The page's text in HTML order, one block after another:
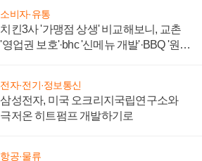
소비자·유통
치킨3사 '가맹점 상생' 비교해보니, 교촌
'영업권 보호'·bhc '신메뉴 개발'·BBQ '원가
전자·전기·정보통신
삼성전자, 미국 오크리지국립연구소와
극저온 히트펌프 개발하기로
항공·물류